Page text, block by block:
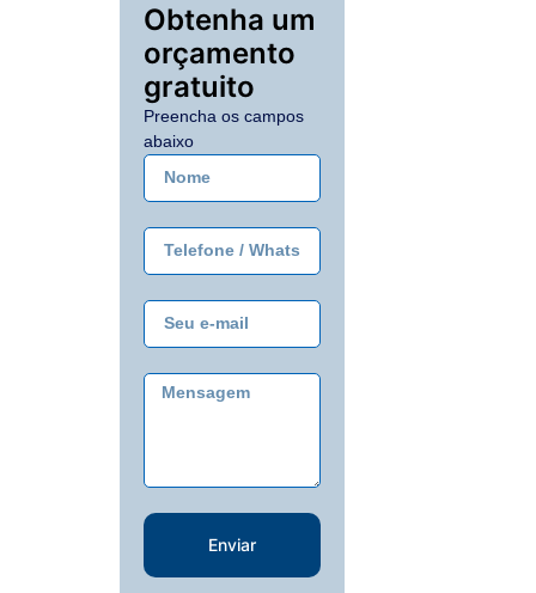
Obtenha um
orçamento
gratuito
Preencha os campos
abaixo
Enviar